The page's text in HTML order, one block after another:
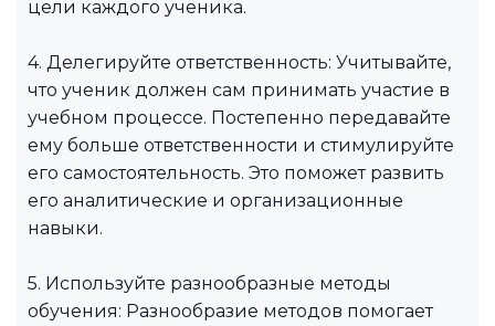
цели каждого ученика.
4. Делегируйте ответственность: Учитывайте,
что ученик должен сам принимать участие в
учебном процессе. Постепенно передавайте
ему больше ответственности и стимулируйте
его самостоятельность. Это поможет развить
его аналитические и организационные
навыки.
5. Используйте разнообразные методы
обучения: Разнообразие методов помогает